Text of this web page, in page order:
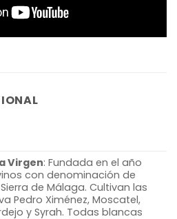
Virgen: Fundada en el año
con denominación de
de Málaga.Cultivan las
Pedro Ximénez,Moscatel,
y Syrah. Todas blancas